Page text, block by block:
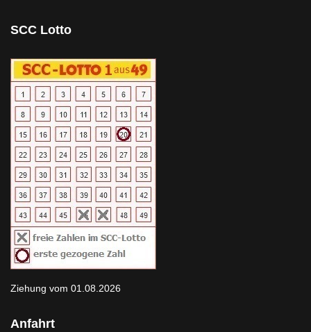
SCC Lotto
Ziehung vom 01.08.2026
Anfahrt